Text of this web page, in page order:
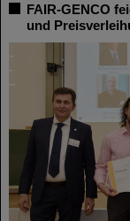
FAIR-GENCO
und